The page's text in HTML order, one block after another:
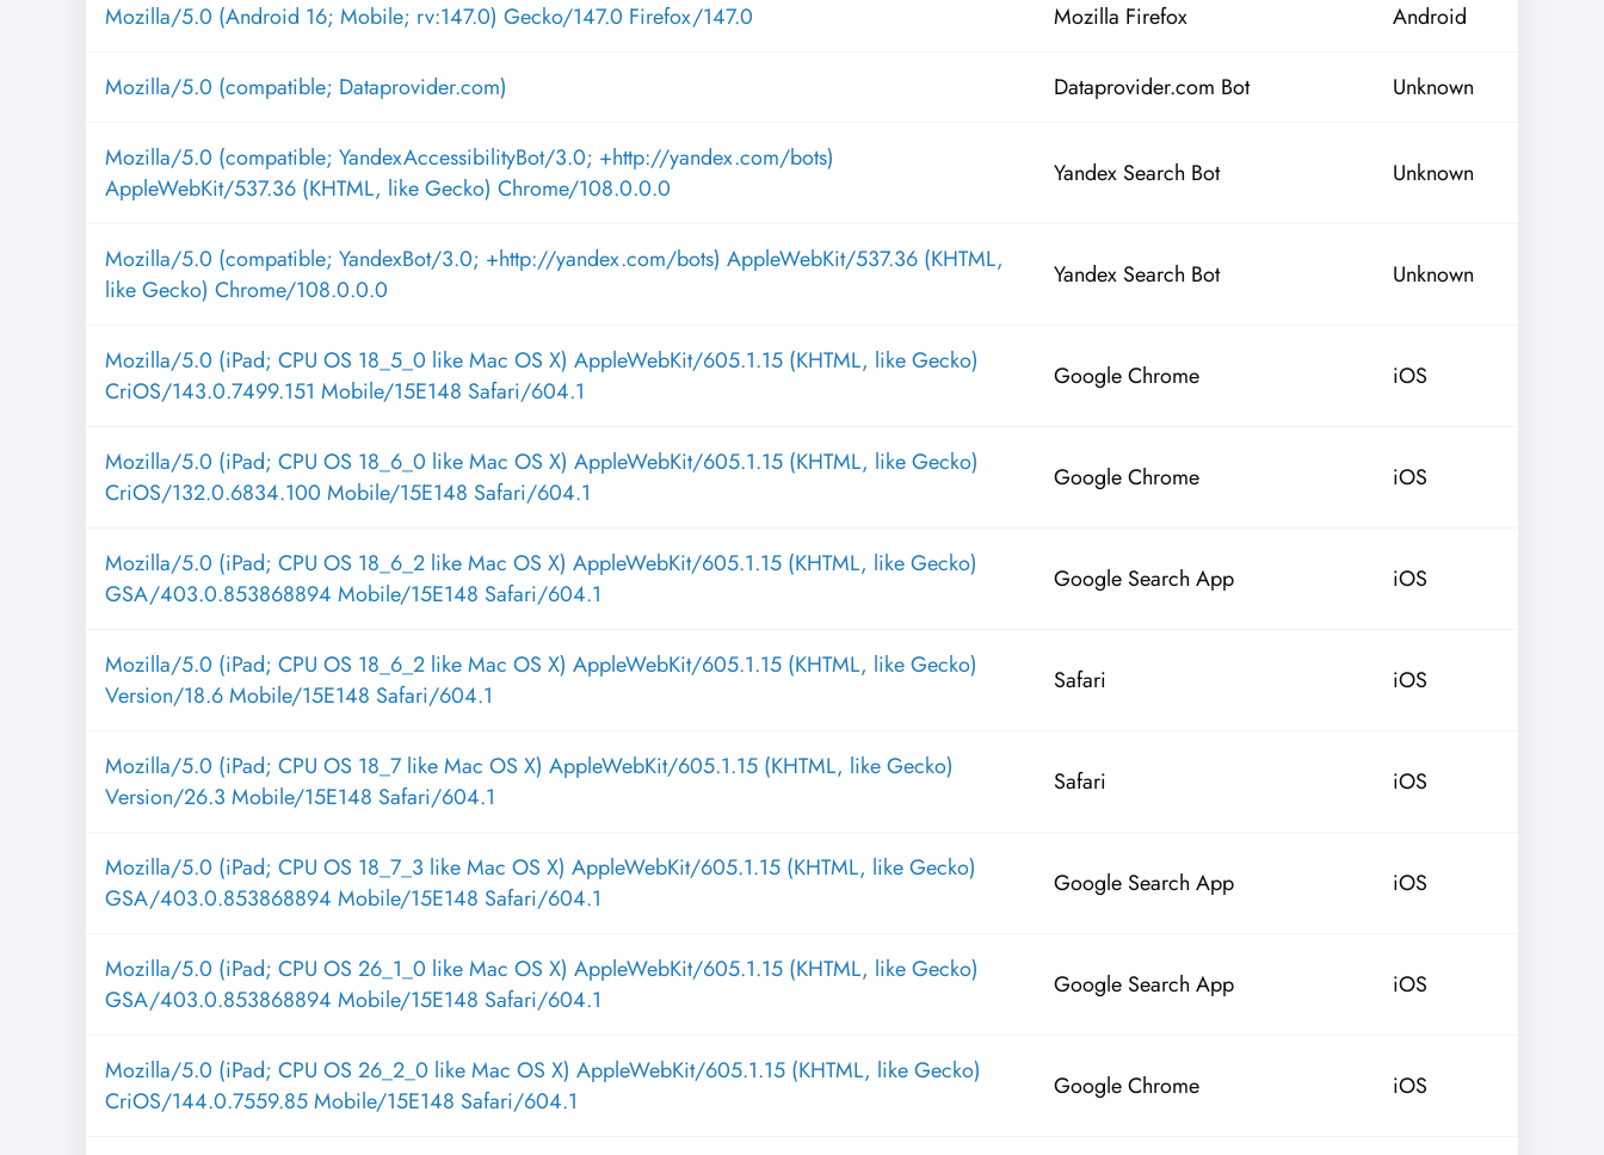
Mozilla/5.0 (Android 16; Mobile; rv:147.0) Gecko/147.0 Firefox/147.0 Mozilla Firefox Android
Mozilla/5.0 (compatible; Dataprovider.com) Dataprovider.com Bot Unknown
Mozilla/5.0 (compatible; YandexAccessibilityBot/3.0; +http://yandex.com/bots)
AppleWebKit/537.36 (KHTML, like Gecko) Chrome/108.0.0.0
Yandex Search Bot Unknown
Mozilla/5.0 (compatible; YandexBot/3.0; +http://yandex.com/bots) AppleWebKit/537.36 (KHTML,
like Gecko) Chrome/108.0.0.0
Yandex Search Bot Unknown
Mozilla/5.0 (iPad; CPU OS 18_5_0 like Mac OS X) AppleWebKit/605.1.15 (KHTML, like Gecko)
CriOS/143.0.7499.151 Mobile/15E148 Safari/604.1
Google Chrome iOS
Mozilla/5.0 (iPad; CPU OS 18_6_0 like Mac OS X) AppleWebKit/605.1.15 (KHTML, like Gecko)
CriOS/132.0.6834.100 Mobile/15E148 Safari/604.1
Google Chrome iOS
Mozilla/5.0 (iPad; CPU OS 18_6_2 like Mac OS X) AppleWebKit/605.1.15 (KHTML, like Gecko)
GSA/403.0.853868894 Mobile/15E148 Safari/604.1
Google Search App iOS
Mozilla/5.0 (iPad; CPU OS 18_6_2 like Mac OS X) AppleWebKit/605.1.15 (KHTML, like Gecko)
Version/18.6 Mobile/15E148 Safari/604.1
Safari iOS
Mozilla/5.0 (iPad; CPU OS 18_7 like Mac OS X) AppleWebKit/605.1.15 (KHTML, like Gecko)
Version/26.3 Mobile/15E148 Safari/604.1
Safari iOS
Mozilla/5.0 (iPad; CPU OS 18_7_3 like Mac OS X) AppleWebKit/605.1.15 (KHTML, like Gecko)
GSA/403.0.853868894 Mobile/15E148 Safari/604.1
Google Search App iOS
Mozilla/5.0 (iPad; CPU OS 26_1_0 like Mac OS X) AppleWebKit/605.1.15 (KHTML, like Gecko)
GSA/403.0.853868894 Mobile/15E148 Safari/604.1
Google Search App iOS
Mozilla/5.0 (iPad; CPU OS 26_2_0 like Mac OS X) AppleWebKit/605.1.15 (KHTML, like Gecko)
CriOS/144.0.7559.85 Mobile/15E148 Safari/604.1
Google Chrome iOS